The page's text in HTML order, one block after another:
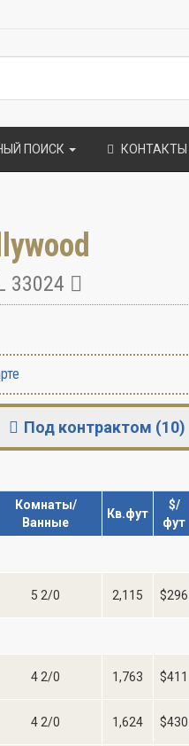
ПОИСК КОНТАКТЫ
33024
Под контрактом (10)
Комнаты/
Ванные
Кв.фут
$/
фут
5 2/0 2,115 $296
4 2/0 1,763 $411
4 2/0 1,624 $430